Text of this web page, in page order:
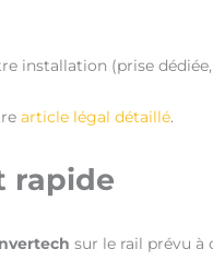
installation (prise
article légal détaillé.
rapide
sur le rail prévu à